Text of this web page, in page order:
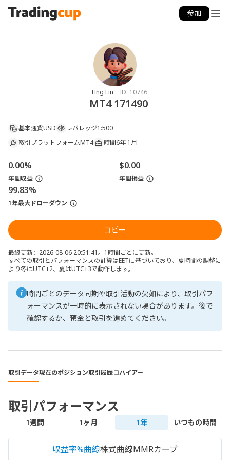
参加
Ting Lin ID: 10746
MT4 171490
基本通貨USD レバレッジ1:500
取引プラットフォームMT4 時間6年 1月
0.00%
年間収益
$0.00
年間損益
99.83%
1年最大ドローダウン
コピー
最終更新：2026-08-06 20:51:41。1時間ごとに更新。
すべての取引とパフォーマンスの計算はEETに基づいており、夏時間の調整に
より冬はUTC+2、夏はUTC+3で動作します。
時間ごとのデータ同期や取引活動の欠如により、取引パフ
ォーマンスが一時的に表示されない場合があります。後で
確認するか、預金と取引を進めてください。
取引データ現在のポジション取引履歴コパイアー
取引パフォーマンス
1週間 1ヶ月 1年 いつもの時間
収益率%曲線株式曲線MMRカーブ